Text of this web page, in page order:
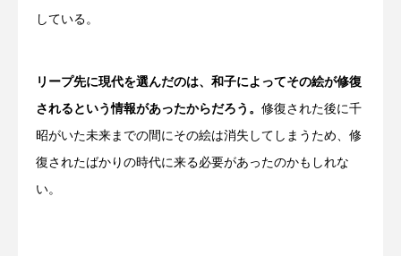
している。
リープ先に現代を選んだのは、和子によってその絵が修復
されるという情報があったからだろう。 修復された後に千
昭がいた未来までの間にその絵は消失してしまうため、修
復されたばかりの時代に来る必要があったのかもしれな
い。